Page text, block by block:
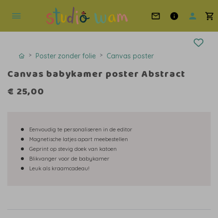
Poster zonder folie Canvas poster
Canvas babykamer poster Abstract
€ 25,00
Eenvoudig te personaliseren in de editor
Magnetische latjes apart meebestellen
Geprint op stevig doek van katoen
Blikvanger voor de babykamer
Leuk als kraamcadeau!